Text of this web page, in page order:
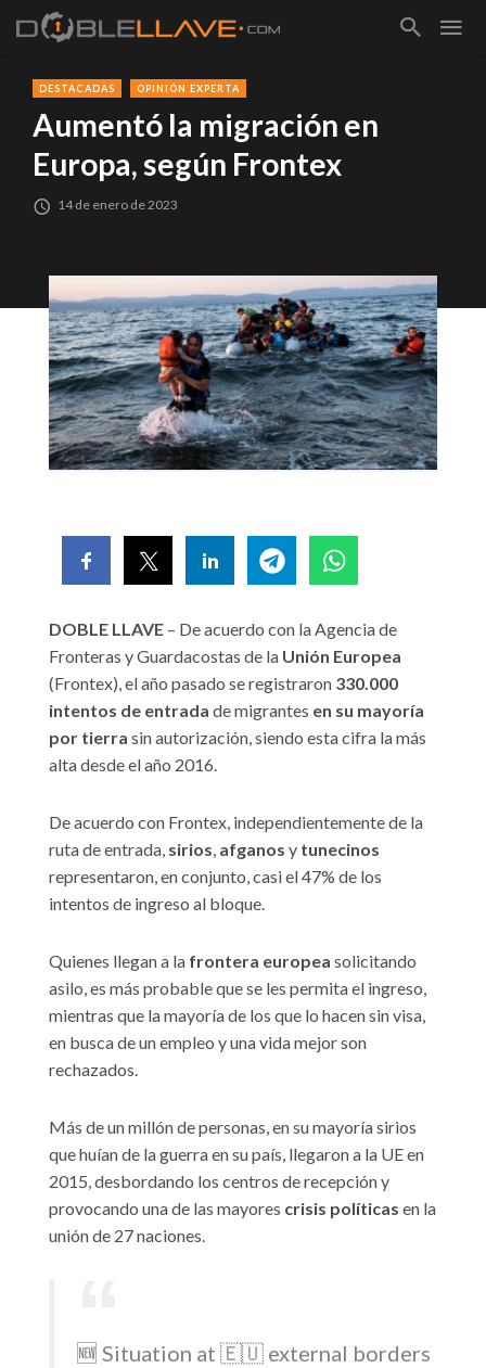
DESTACADAS OPINIÓN EXPERTA
Aumentó la migración en
Europa, según Frontex
14 de enero de 2023
DOBLE LLAVE – De acuerdo con la Agencia de
Fronteras y Guardacostas de la Unión Europea
(Frontex), el año pasado se registraron 330.000
intentos de entrada de migrantes en su mayoría
por tierra sin autorización, siendo esta cifra la más
alta desde el año 2016.
De acuerdo con Frontex, independientemente de la
ruta de entrada, sirios, afganos y tunecinos
representaron, en conjunto, casi el 47% de los
intentos de ingreso al bloque.
Quienes llegan a la frontera europea solicitando
asilo, es más probable que se les permita el ingreso,
mientras que la mayoría de los que lo hacen sin visa,
en busca de un empleo y una vida mejor son
rechazados.
Más de un millón de personas, en su mayoría sirios
que huían de la guerra en su país, llegaron a la UE en
2015, desbordando los centros de recepción y
provocando una de las mayores crisis políticas en la
unión de 27 naciones.
🆕 Situation at 🇪🇺 external borders